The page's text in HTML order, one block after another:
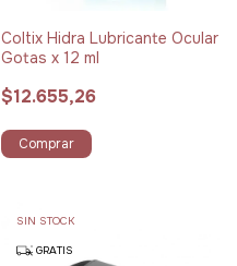
Coltix Hidra Lubricante Ocular
Gotas x 12 ml
$12.655,26
Comprar
SIN STOCK
GRATIS